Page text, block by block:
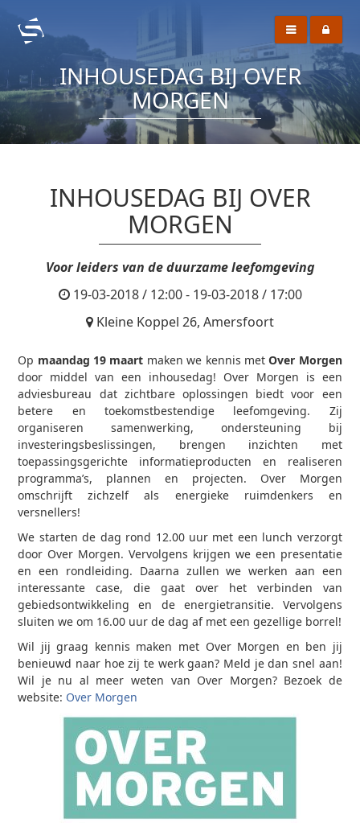
INHOUSEDAG BIJ OVER
MORGEN
INHOUSEDAG BIJ OVER
MORGEN
Voor leiders van de duurzame leefomgeving
19-03-2018 / 12:00 - 19-03-2018 / 17:00
Kleine Koppel 26, Amersfoort
Op maandag 19 maart maken we kennis metOver Morgen
door middel van een inhousedag! Over Morgen is een
adviesbureau dat zichtbare oplossingen biedt voor een
betere en toekomstbestendige leefomgeving. Zij
organiseren samenwerking, ondersteuning bij
investeringsbeslissingen, brengen inzichten met
toepassingsgerichte informatieproducten en realiseren
programma’s, plannen en projecten. Over Morgen
omschrijft zichzelf als energieke ruimdenkers en
versnellers!
We starten de dag rond 12.00 uur met een lunch verzorgt
door Over Morgen. Vervolgens krijgen we een presentatie
en een rondleiding. Daarna zullen we werken aan een
interessante case, die gaat over het verbinden van
gebiedsontwikkeling en de energietransitie. Vervolgens
sluiten we om 16.00 uur de dag af met een gezellige borrel!
Wil jij graag kennis maken met Over Morgen en ben jij
benieuwd naar hoe zij te werk gaan? Meld je dan snel aan!
Wil je nu al meer weten van Over Morgen? Bezoek de
website: Over Morgen